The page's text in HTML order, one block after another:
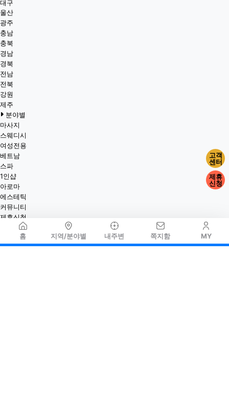
홈 지역/분야별 내주변 쪽지함 MY
대구
울산
광주
충남
충북
경남
경북
전남
전북
강원
제주
분야별
마사지
스웨디시
여성전용
베트남
스파
1인샵
아로마
에스테틱
커뮤니티
제휴신청
고객
센터
제휴
신청